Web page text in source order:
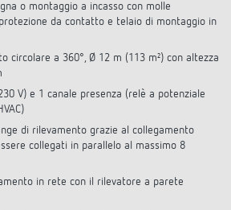
o montaggio a incasso con molle
da contatto e telaio di montaggio in
circolare a 360°, Ø 12 m (113 m²) con altezza
V) e 1 canale presenza (relè a potenziale
di rilevamento grazie al collegamento
collegati in parallelo al massimo 8
in rete con il rilevatore a parete